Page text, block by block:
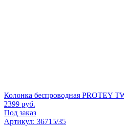
Колонка беспроводная PROTEY
2399 руб.
Под заказ
Артикул: 36715/35